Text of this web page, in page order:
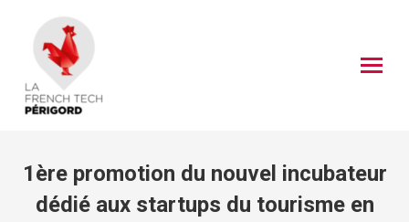
1ère promotion du nouvel incubateur
dédié aux startups du tourisme en